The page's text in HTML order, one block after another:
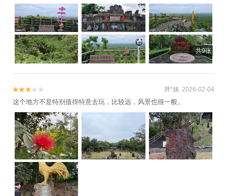
共9张

 胖*姨 2026-02-04
这个地方不是特别值得特意去玩，比较远，风景也很一般。